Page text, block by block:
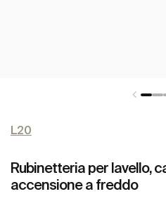
L20
Rubinetteria per lavello,
accensione a freddo